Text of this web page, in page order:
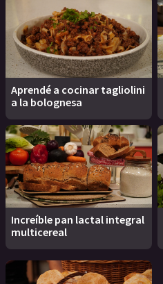
Aprendé a cocinar tagliolini
a la bolognesa
Increíble pan lactal integral
multicereal